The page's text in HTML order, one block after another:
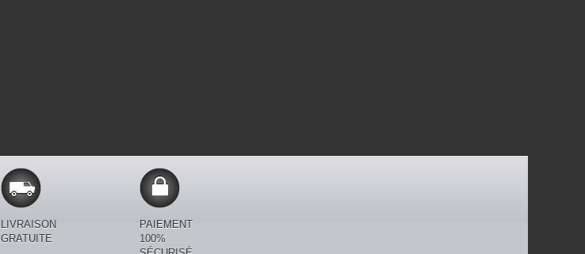
LIVRAISON
GRATUITE
PAIEMENT
100%